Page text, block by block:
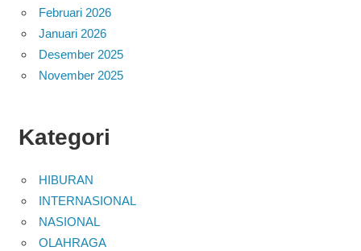
Februari 2026
Januari 2026
Desember 2025
November 2025
Kategori
HIBURAN
INTERNASIONAL
NASIONAL
OLAHRAGA